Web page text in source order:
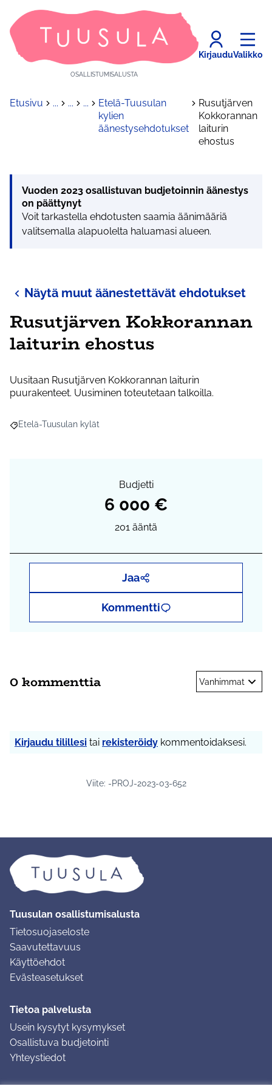
OSALLISTUMISALUSTA
KirjauduValikko
Etusivu ... ... ...
Etelä-Tuusulan
kylien
äänestysehdotukset
Rusutjärven
Kokkorannan
laiturin
ehostus
Vuoden 2023 osallistuvan budjetoinnin äänestys
on päättynyt
Voit tarkastella ehdotusten saamia äänimääriä
valitsemalla alapuolelta haluamasi alueen.
Näytä muut äänestettävät ehdotukset
Rusutjärven Kokkorannan
laiturin ehostus
Uusitaan Rusutjärven Kokkorannan laiturin
puurakenteet. Uusiminen toteutetaan talkoilla.
Rajaa tulokset aihepiirin mukaan: Etelä-Tuusulan kylät
Etelä-Tuusulan kylät
Budjetti
6 000 €
201 ääntä
Jaa
Kommentti
0 kommenttia Vanhimmat
Kirjaudu tilillesi tai rekisteröidy kommentoidaksesi.
Viite: -PROJ-2023-03-652
Tuusulan osallistumisalusta
Tietosuojaseloste
Saavutettavuus
Käyttöehdot
Evästeasetukset
Tietoa palvelusta
Usein kysytyt kysymykset
Osallistuva budjetointi
Yhteystiedot